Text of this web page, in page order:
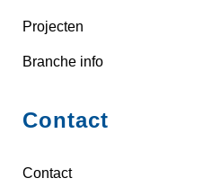
Projecten
Branche info
Contact
Contact